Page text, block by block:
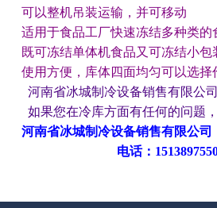
可以整机吊装运输，并可移动
适用于食品工厂快速冻结多种类的
既可冻结单体机食品又可冻结小包
使用方便，库体四面均匀可以选择
河南省冰城制冷设备销售有限公
如果您在冷库方面有任何的问题
河南省冰城制冷设备销售有限公
电话：